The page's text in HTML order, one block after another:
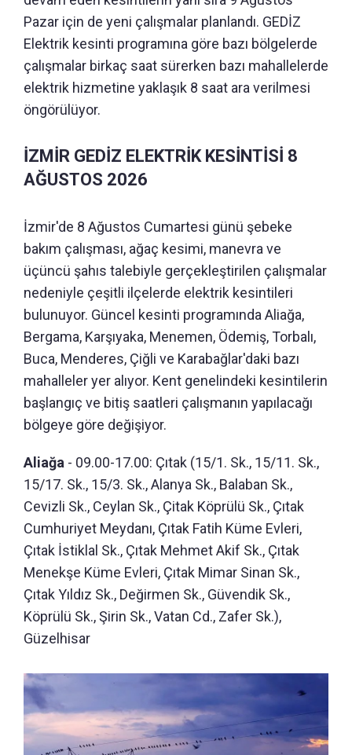
Pazar için de yeni çalışmalar planlandı. GEDİZ
Elektrik kesinti programına göre bazı bölgelerde
çalışmalar birkaç saat sürerken bazı mahallelerde
elektrik hizmetine yaklaşık 8 saat ara verilmesi
öngörülüyor.
İZMİR GEDİZ ELEKTRİK KESİNTİSİ 8
AĞUSTOS 2026
İzmir'de 8 Ağustos Cumartesi günü şebeke
bakım çalışması, ağaç kesimi, manevra ve
üçüncü şahıs talebiyle gerçekleştirilen çalışmalar
nedeniyle çeşitli ilçelerde elektrik kesintileri
bulunuyor. Güncel kesinti programında Aliağa,
Bergama, Karşıyaka, Menemen, Ödemiş, Torbalı,
Buca, Menderes, Çiğli ve Karabağlar'daki bazı
mahalleler yer alıyor. Kent genelindeki kesintilerin
başlangıç ve bitiş saatleri çalışmanın yapılacağı
bölgeye göre değişiyor.
Aliağa - 09.00-17.00: Çıtak (15/1. Sk., 15/11. Sk.,
15/17. Sk., 15/3. Sk., Alanya Sk., Balaban Sk.,
Cevizli Sk., Ceylan Sk., Çitak Köprülü Sk., Çıtak
Cumhuriyet Meydanı, Çıtak Fatih Küme Evleri,
Çıtak İstiklal Sk., Çıtak Mehmet Akif Sk., Çıtak
Menekşe Küme Evleri, Çıtak Mimar Sinan Sk.,
Çıtak Yıldız Sk., Değirmen Sk., Güvendik Sk.,
Köprülü Sk., Şirin Sk., Vatan Cd., Zafer Sk.),
Güzelhisar